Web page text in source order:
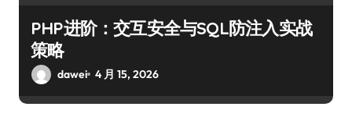
PHP进阶：交互安全与SQL防注入实战
策略
dawei 4 月 15, 2026